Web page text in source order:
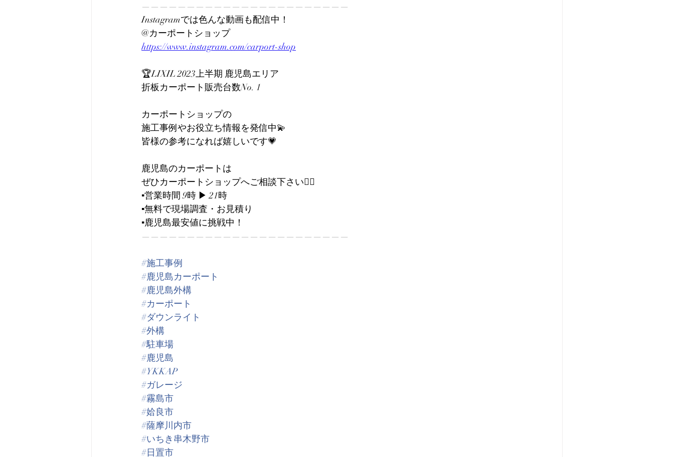
———————————————————————
Instagramでは色んな動画も配信中！
@カーポートショップ
https://www.instagram.com/carport-shop
🏆LIXIL 2023上半期 鹿児島エリア
折板カーポート販売台数No. 1
カーポートショップの
施工事例やお役立ち情報を発信中💫
皆様の参考になれば嬉しいです💗
鹿児島のカーポートは
ぜひカーポートショップへご相談下さい💁‍♀️
▪️営業時間 9時 ▶︎ 21時
▪️無料で現場調査・お見積り
▪️鹿児島最安値に挑戦中！
———————————————————————
#施工事例
#鹿児島カーポート
#鹿児島外構
#カーポート
#ダウンライト
#外構
#駐車場
#鹿児島
#YKKAP
#ガレージ
#霧島市
#姶良市
#薩摩川内市
#いちき串木野市
#日置市